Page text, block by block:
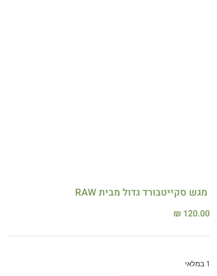
מגש סקייטבורד גדול מבית RAW
₪ 120.00
1 במלאי